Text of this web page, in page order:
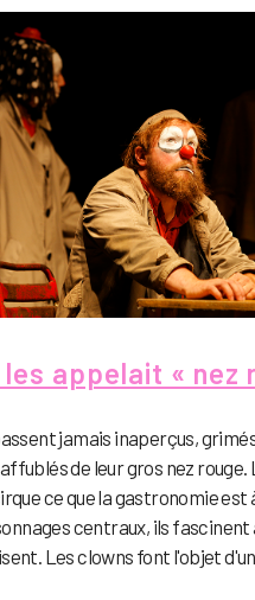
les appelait « nez
jamais inaperçus,
de leur gros nez rouge.
ce que la gastronomie est
centraux, ils fascinent
Les clowns font l'objet d'un